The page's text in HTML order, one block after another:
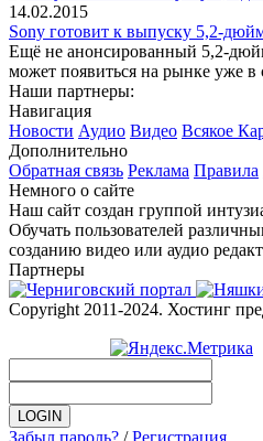
14.02.2015
Sony готовит к выпуску 5,2-
Ещё не анонсированный 5,2-
может появиться на рынке уже
Наши партнеры:
Навигация
Новости Аудио Видео Всякое
Дополнительно
Обратная связь Реклама Правила
Немного о сайте
Наш сайт создан группой
Обучать пользователей
созданию видео или аудио
Партнеры
Copyright 2011-2024. Хостинг
Забыл пароль? /Регистрация